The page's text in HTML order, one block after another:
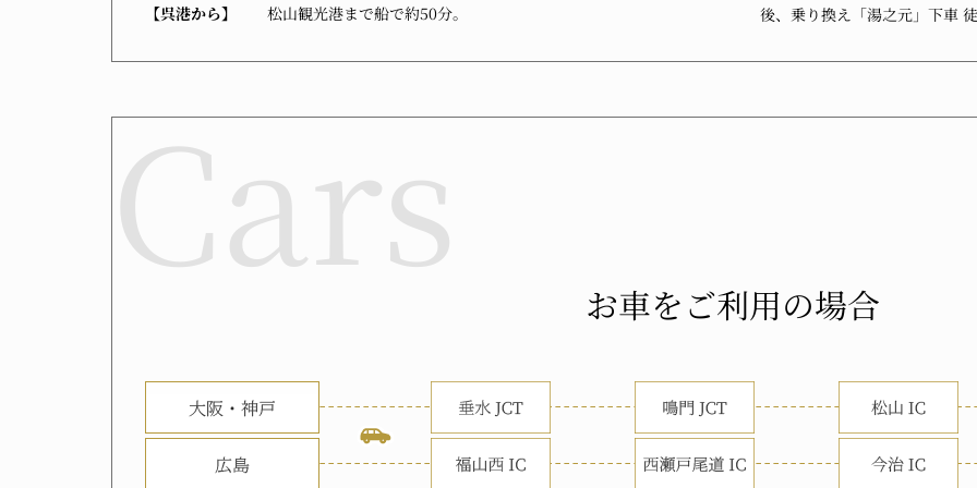
【呉港から】 松山観光港まで船で約50分。 後、乗り換え「湯之元」下車
お車をご利用の場合